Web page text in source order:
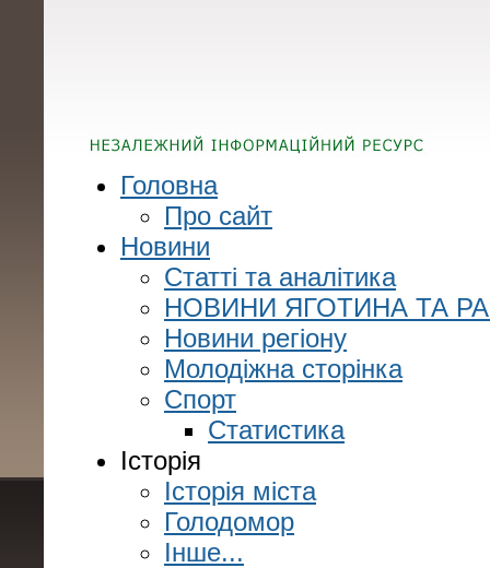
Головна
Про сайт
Новини
Статті та аналітика
НОВИНИ ЯГОТИНА ТА
Новини регіону
Молодіжна сторінка
Спорт
Статистика
Історія
Історія міста
Голодомор
Інше...